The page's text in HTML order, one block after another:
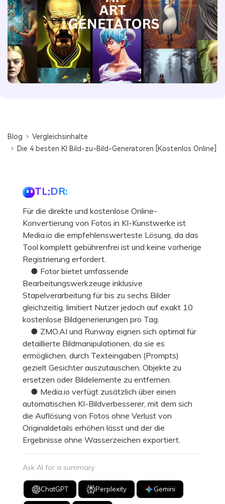
Blog
Vergleichsinhalte
Die 4 besten KI Bild-zu-Bild-Generatoren [Kostenlos Online]
TL;DR:
Für die direkte und kostenlose Online-
Konvertierung von Fotos in KI-Kunstwerke ist
Media.io die empfehlenswerteste Lösung, da das
Tool komplett gebührenfrei ist und keine vorherige
Registrierung erfordert.
● Fotor bietet umfassende
Bearbeitungswerkzeuge inklusive
Stapelverarbeitung für bis zu sechs Bilder
gleichzeitig, limitiert Nutzer jedoch auf exakt 10
kostenlose Bildgenerierungen pro Tag.
● ZMO.AI und Runway eignen sich optimal für
detaillierte Bildmanipulationen, da sie es
ermöglichen, durch Texteingaben (Prompts)
gezielt Gesichter auszutauschen, Objekte zu
ersetzen oder Bildelemente zu entfernen.
● Media.io verfügt zusätzlich über einen
automatischen KI-Bildverbesserer, mit dem sich
die Auflösung von Fotos ohne Verlust von
Originaldetails erhöhen lässt und der die
Ergebnisse ohne Wasserzeichen exportiert.
Ask AI for a summary
ChatGPT Perplexity Gemini